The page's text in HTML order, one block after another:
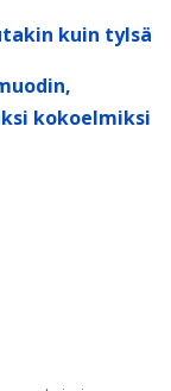
kuin tylsä
kokoelmiksi